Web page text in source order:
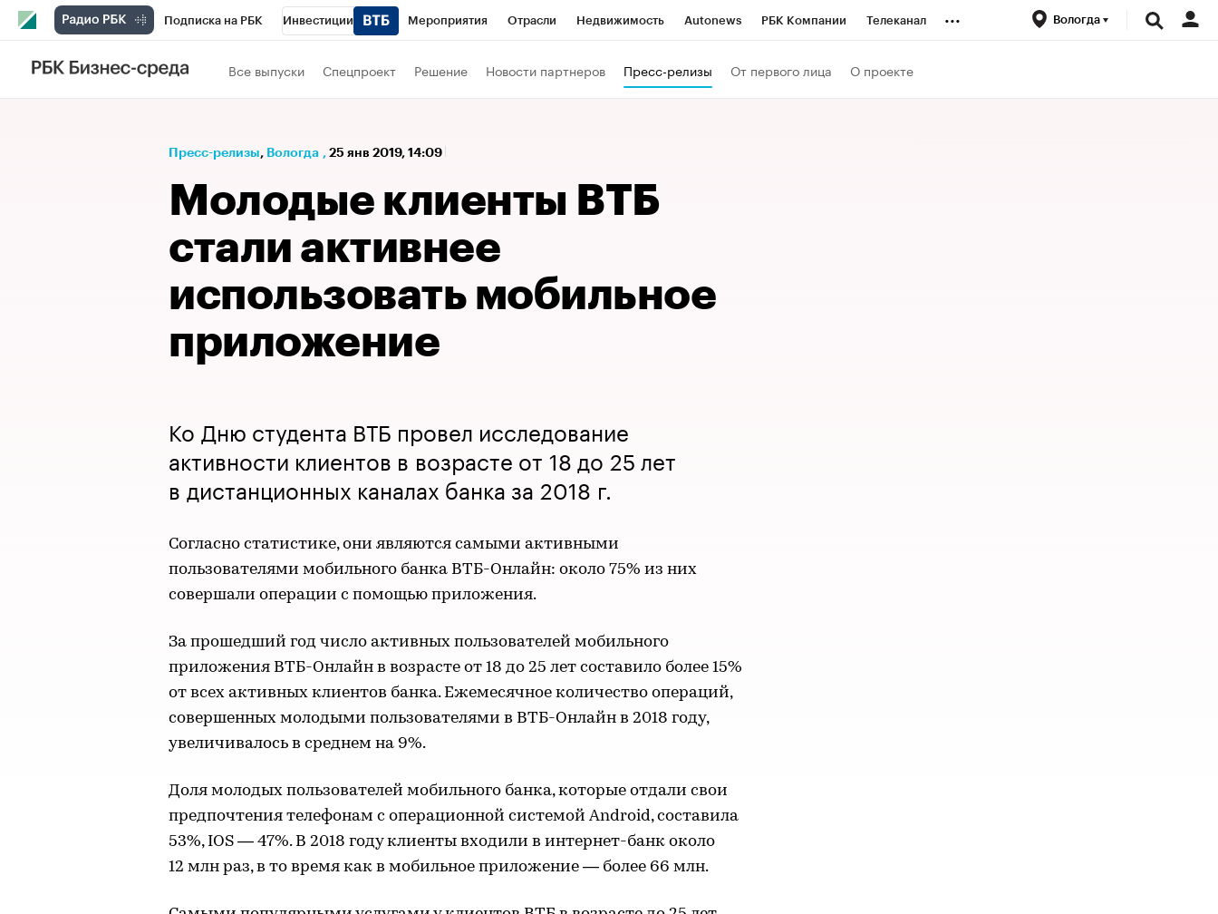
Подписка на РБК Инвестиции Мероприятия Отрасли Недвижимость Autonews РБК Компании Телеканал
РБК Вино
Проверка контрагентов Технологии и медиа
... Вологда
Все выпуски Спецпроект Решение Новости партнеров Пресс-релизы От первого лица О проекте
Пресс-релизы⁠, Вологда , 25 янв 2019, 14:09
Молодые клиенты ВТБ
стали активнее
использовать мобильное
приложение
Ко Дню студента ВТБ провел исследование
активности клиентов в возрасте от 18 до 25 лет
в дистанционных каналах банка за 2018 г.
Согласно статистике, они являются самыми активными
пользователями мобильного банка ВТБ-Онлайн: около 75% из них
совершали операции с помощью приложения.
За прошедший год число активных пользователей мобильного
приложения ВТБ-Онлайн в возрасте от 18 до 25 лет составило более 15%
от всех активных клиентов банка. Ежемесячное количество операций,
совершенных молодыми пользователями в ВТБ-Онлайн в 2018 году,
увеличивалось в среднем на 9%.
Доля молодых пользователей мобильного банка, которые отдали свои
предпочтения телефонам с операционной системой Android, составила
53%, IOS — 47%. В 2018 году клиенты входили в интернет-банк около
12 млн раз, в то время как в мобильное приложение — более 66 млн.